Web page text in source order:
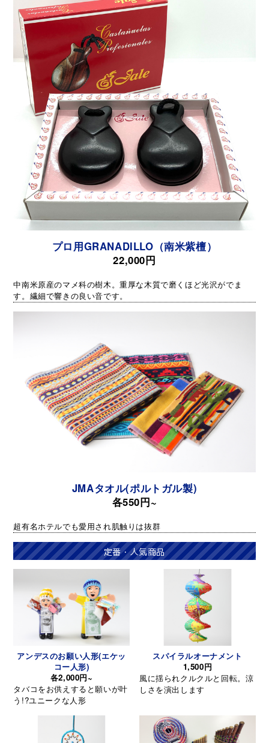
プロ用GRANADILLO（南米紫檀）
22,000円
中南米原産のマメ科の樹木。重厚な木質で磨くほど光沢がでま
す。繊細で響きの良い音です。
JMAタオル(ポルトガル製)
各550円~
超有名ホテルでも愛用され肌触りは抜群
定番・人気商品
アンデスのお願い人形(エケッ
コー人形)
各2,000円~
タバコをお供えすると願いが叶
う!?ユニークな人形
スパイラルオーナメント
1,500円
風に揺られクルクルと回転。涼
しさを演出します